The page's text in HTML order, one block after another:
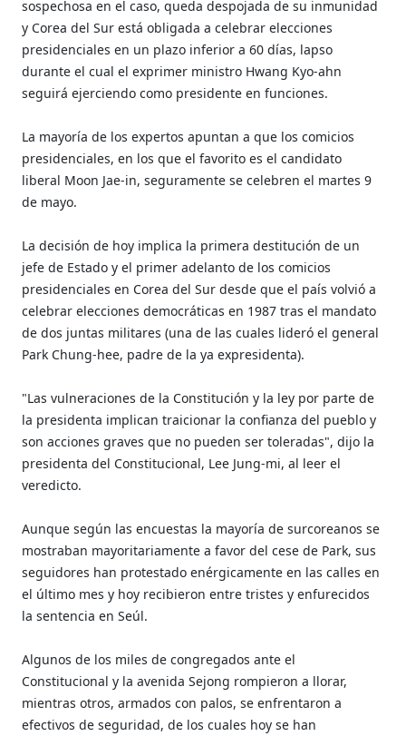
sospechosa en el caso, queda despojada de su inmunidad
y Corea del Sur está obligada a celebrar elecciones
presidenciales en un plazo inferior a 60 días, lapso
durante el cual el exprimer ministro Hwang Kyo-ahn
seguirá ejerciendo como presidente en funciones.
La mayoría de los expertos apuntan a que los comicios
presidenciales, en los que el favorito es el candidato
liberal Moon Jae-in, seguramente se celebren el martes 9
de mayo.
La decisión de hoy implica la primera destitución de un
jefe de Estado y el primer adelanto de los comicios
presidenciales en Corea del Sur desde que el país volvió a
celebrar elecciones democráticas en 1987 tras el mandato
de dos juntas militares (una de las cuales lideró el general
Park Chung-hee, padre de la ya expresidenta).
"Las vulneraciones de la Constitución y la ley por parte de
la presidenta implican traicionar la confianza del pueblo y
son acciones graves que no pueden ser toleradas", dijo la
presidenta del Constitucional, Lee Jung-mi, al leer el
veredicto.
Aunque según las encuestas la mayoría de surcoreanos se
mostraban mayoritariamente a favor del cese de Park, sus
seguidores han protestado enérgicamente en las calles en
el último mes y hoy recibieron entre tristes y enfurecidos
la sentencia en Seúl.
Algunos de los miles de congregados ante el
Constitucional y la avenida Sejong rompieron a llorar,
mientras otros, armados con palos, se enfrentaron a
efectivos de seguridad, de los cuales hoy se han